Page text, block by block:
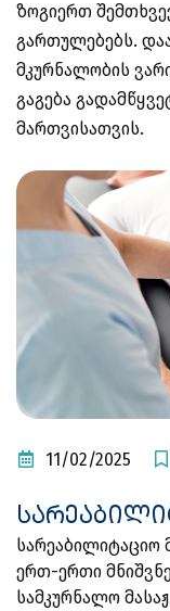
ზოგიერთ
გართულებებს.
მკურნალობის
გაგება
მართვისათვის.
11/02/2025
სარეაბილიტაციო
ერთ-ერთი
სამკურნალო